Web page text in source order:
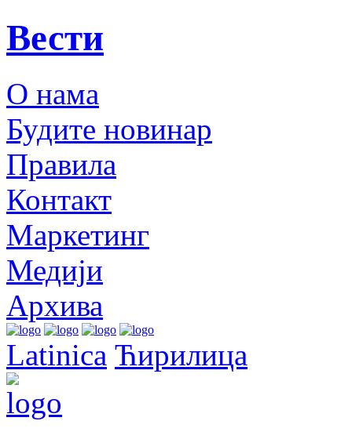
Вести
О нама
Будите новинар
Правила
Контакт
Маркетинг
Медији
Архива
Latinica Ћирилица